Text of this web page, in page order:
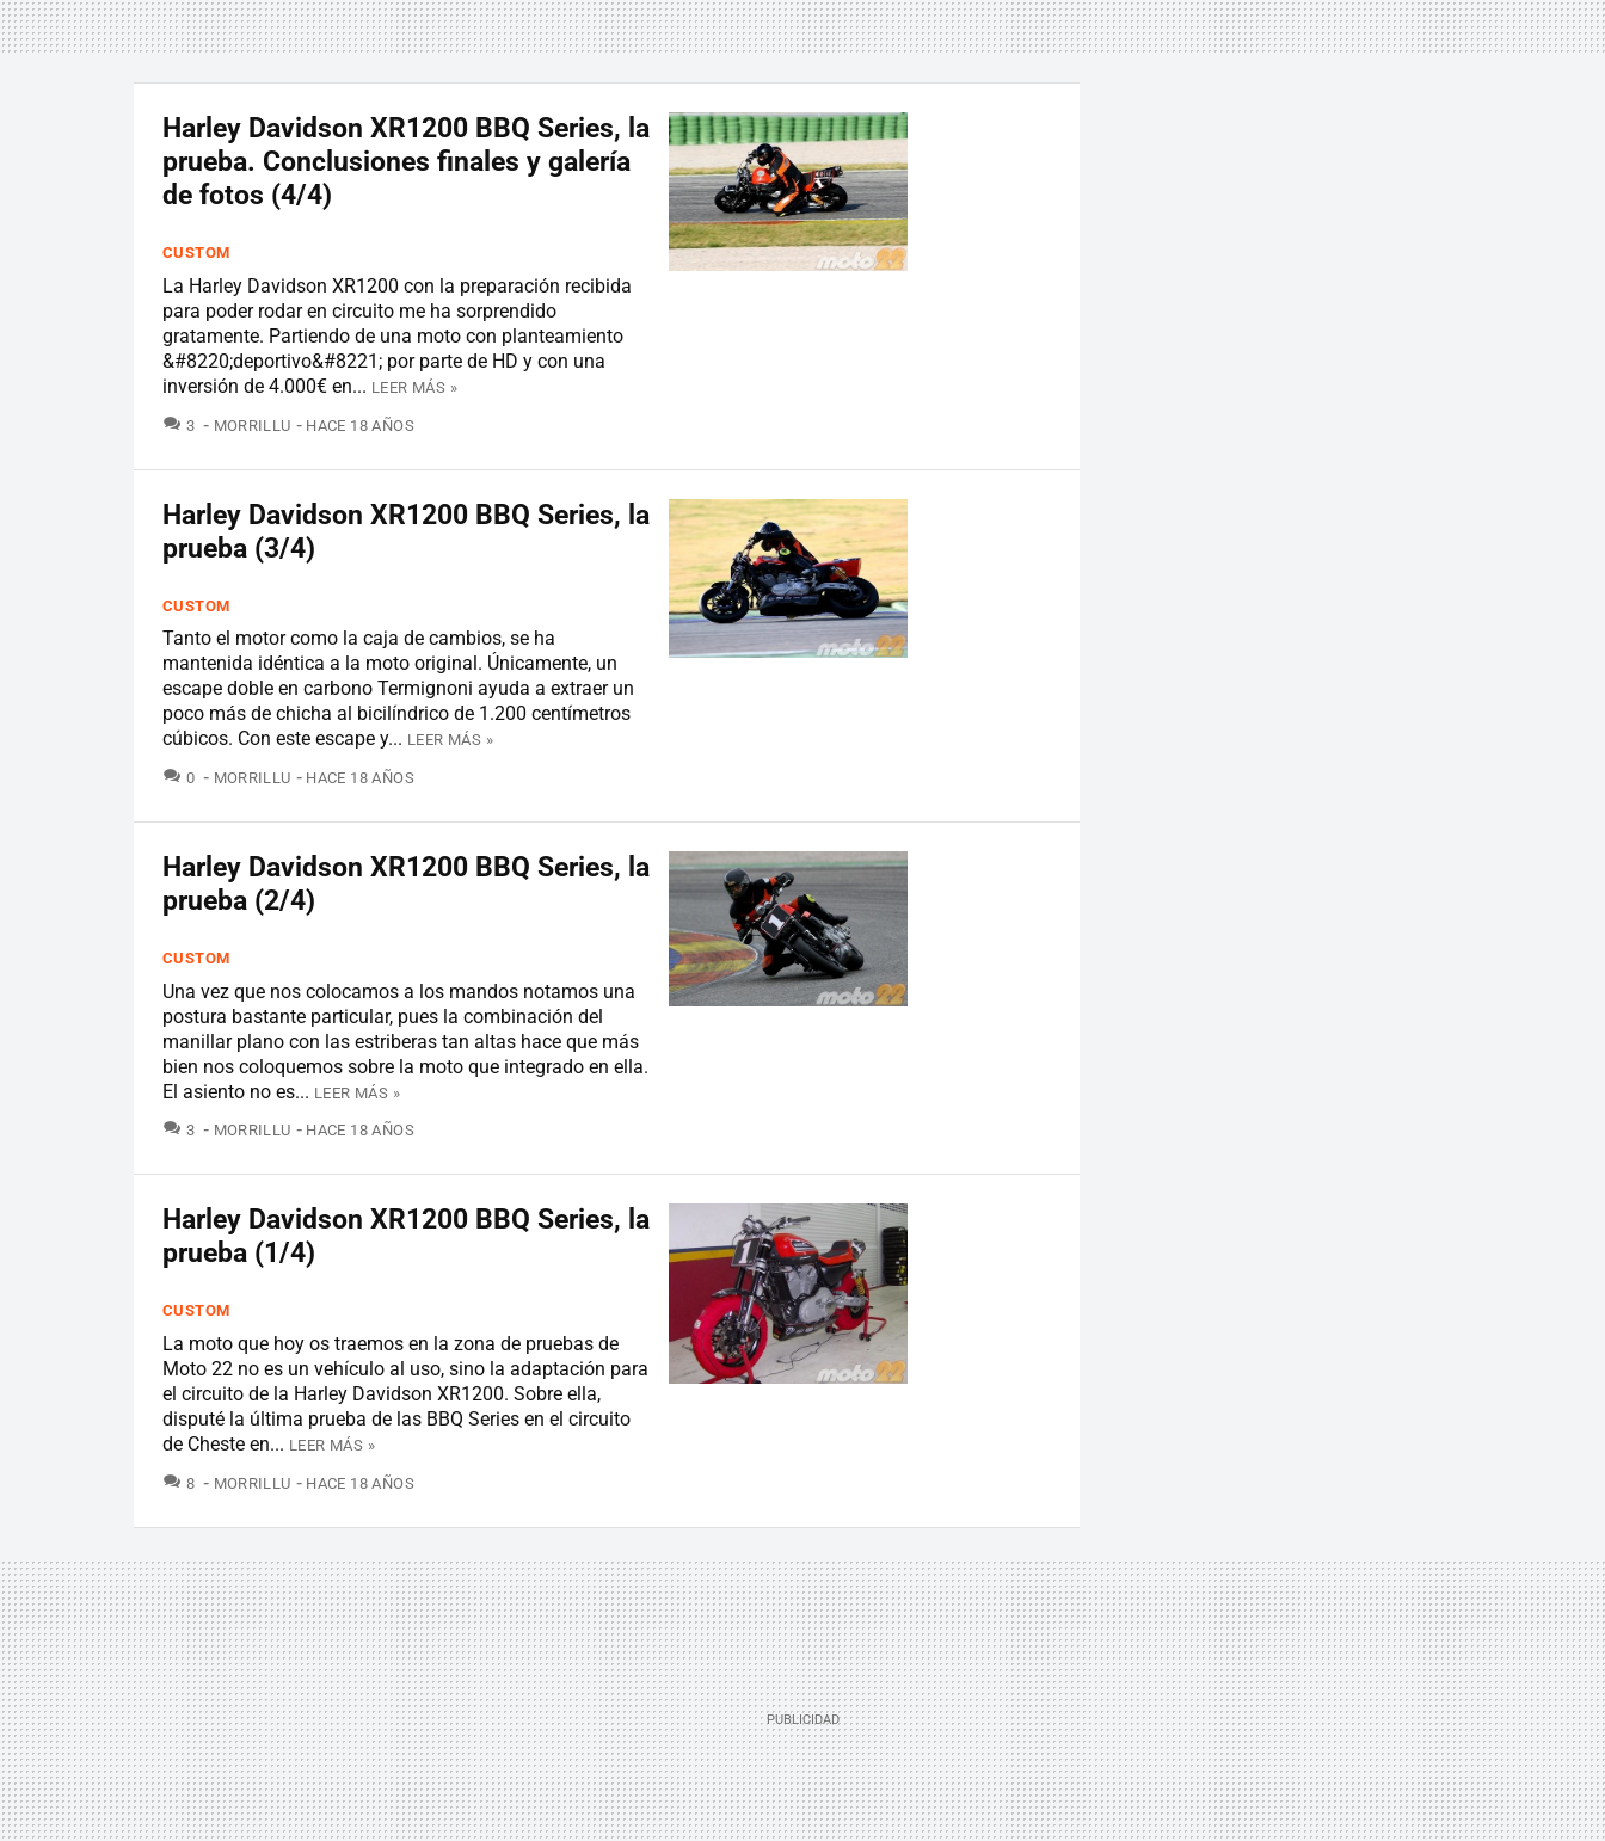
Harley Davidson XR1200 BBQ Series, la
prueba. Conclusiones finales y galería
de fotos (4/4)
CUSTOM
La Harley Davidson XR1200 con la preparación recibida
para poder rodar en circuito me ha sorprendido
gratamente. Partiendo de una moto con planteamiento
&#8220;deportivo&#8221; por parte de HD y con una
inversión de 4.000€ en... LEER MÁS »
3 COMENTARIOS
MORRILLU HACE 18 AÑOS
Harley Davidson XR1200 BBQ Series, la
prueba (3/4)
CUSTOM
Tanto el motor como la caja de cambios, se ha
mantenida idéntica a la moto original. Únicamente, un
escape doble en carbono Termignoni ayuda a extraer un
poco más de chicha al bicilíndrico de 1.200 centímetros
cúbicos. Con este escape y... LEER MÁS »
0 COMENTARIOS
MORRILLU HACE 18 AÑOS
Harley Davidson XR1200 BBQ Series, la
prueba (2/4)
CUSTOM
Una vez que nos colocamos a los mandos notamos una
postura bastante particular, pues la combinación del
manillar plano con las estriberas tan altas hace que más
bien nos coloquemos sobre la moto que integrado en ella.
El asiento no es... LEER MÁS »
3 COMENTARIOS
MORRILLU HACE 18 AÑOS
Harley Davidson XR1200 BBQ Series, la
prueba (1/4)
CUSTOM
La moto que hoy os traemos en la zona de pruebas de
Moto 22 no es un vehículo al uso, sino la adaptación para
el circuito de la Harley Davidson XR1200. Sobre ella,
disputé la última prueba de las BBQ Series en el circuito
de Cheste en... LEER MÁS »
8 COMENTARIOS
MORRILLU HACE 18 AÑOS